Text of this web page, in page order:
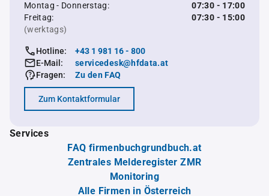
Montag - Donnerstag:
07:30 - 17:00
Freitag:
07:30 - 15:00
(werktags)
Hotline:
+43 1 981 16 - 800
E-Mail:
servicedesk@hfdata.at
Fragen:
Zu den FAQ
Zum Kontaktformular
Services
FAQ firmenbuchgrundbuch.at
Zentrales Melderegister ZMR
Monitoring
Alle Firmen in Österreich